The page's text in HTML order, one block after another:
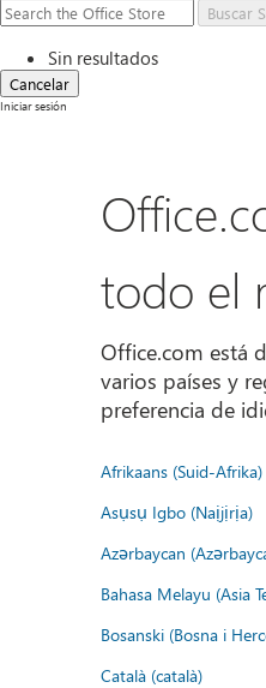
Buscar
Sin resultados
Cancelar
Iniciar sesión
todo el
Office.com está
varios países y
preferencia de
Afrikaans (Suid-Afrika)
Asụsụ Igbo (Naịjịrịa)
Azərbaycan
Bahasa Melayu (Asia
Bosanski (Bosna i
Català (català)